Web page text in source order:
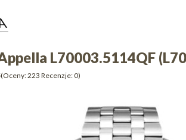
L70003.5114QF
(Oceny: 223 Recenzje: 0)